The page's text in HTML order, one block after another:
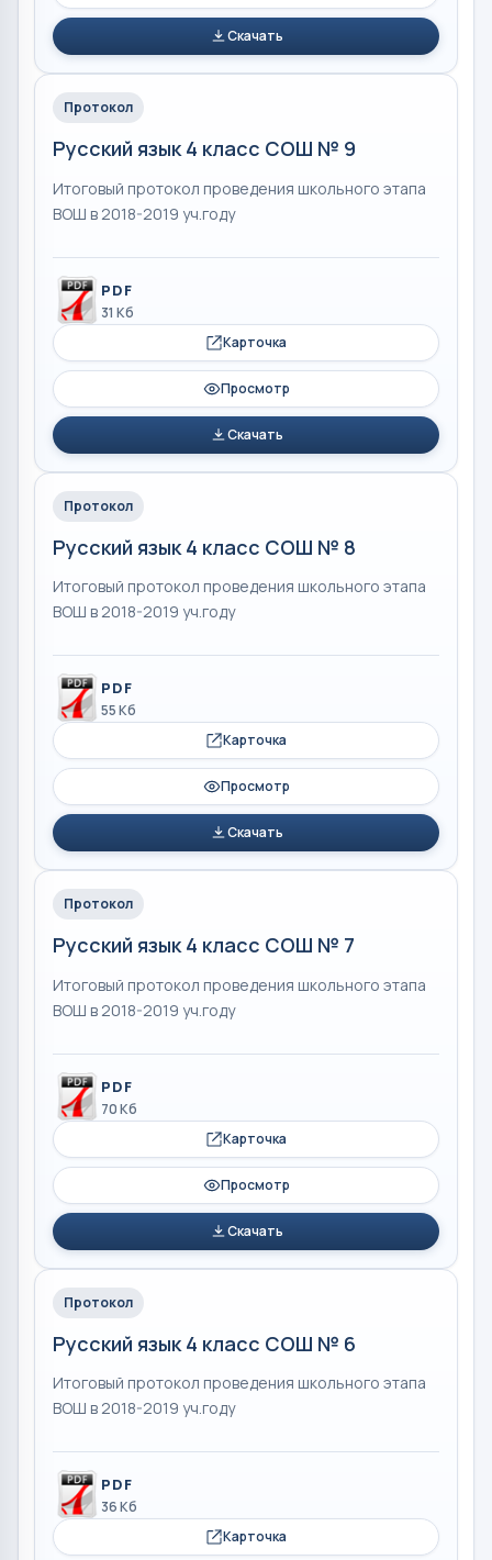
Скачать
Протокол
Русский язык 4 класс СОШ № 9
Итоговый протокол проведения школьного этапа
ВОШ в 2018-2019 уч.году
PDF
31 Кб
Карточка
Просмотр
Скачать
Протокол
Русский язык 4 класс СОШ № 8
Итоговый протокол проведения школьного этапа
ВОШ в 2018-2019 уч.году
PDF
55 Кб
Карточка
Просмотр
Скачать
Протокол
Русский язык 4 класс СОШ № 7
Итоговый протокол проведения школьного этапа
ВОШ в 2018-2019 уч.году
PDF
70 Кб
Карточка
Просмотр
Скачать
Протокол
Русский язык 4 класс СОШ № 6
Итоговый протокол проведения школьного этапа
ВОШ в 2018-2019 уч.году
PDF
36 Кб
Карточка